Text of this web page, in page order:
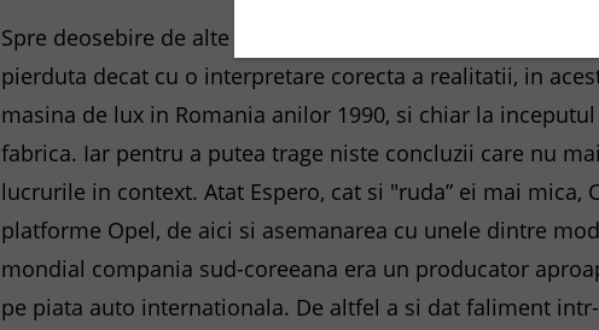
Spre deosebire de alte situatii in care nostalgia fata de
pierduta decat cu o interpretare corecta a realitatii, in
masina de lux in Romania anilor 1990, si chiar la
fabrica. Iar pentru a putea trage niste concluzii care nu
lucrurile in context. Atat Espero, cat si "ruda” ei mai mica,
platforme Opel, de aici si asemanarea cu unele dintre
mondial compania sud-coreeana era un producator
pe piata auto internationala. De altfel a si dat faliment